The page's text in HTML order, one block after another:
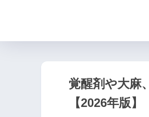
覚醒剤や大麻
【2026年版】